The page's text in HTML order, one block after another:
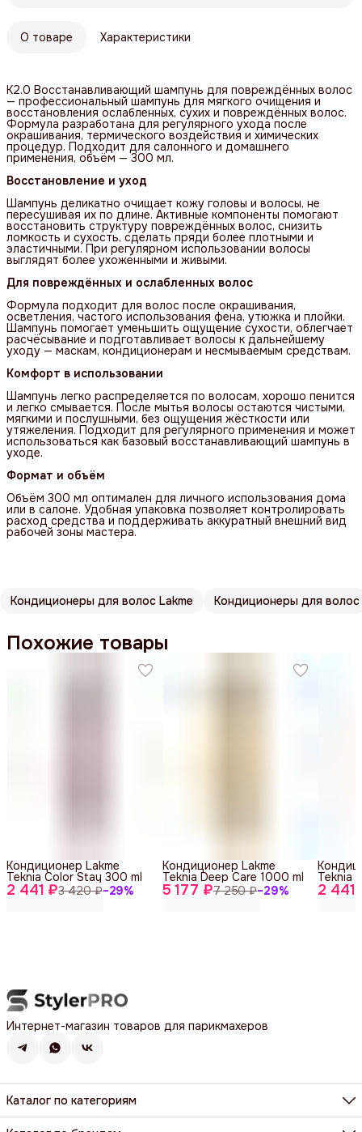
О товаре Характеристики
K2.0 Восстанавливающий шампунь для повреждённых волос
— профессиональный шампунь для мягкого очищения и
восстановления ослабленных, сухих и повреждённых волос.
Формула разработана для регулярного ухода после
окрашивания, термического воздействия и химических
процедур. Подходит для салонного и домашнего
применения, объём — 300 мл.
Восстановление и уход
Шампунь деликатно очищает кожу головы и волосы, не
пересушивая их по длине. Активные компоненты помогают
восстановить структуру повреждённых волос, снизить
ломкость и сухость, сделать пряди более плотными и
эластичными. При регулярном использовании волосы
выглядят более ухоженными и живыми.
Для повреждённых и ослабленных волос
Формула подходит для волос после окрашивания,
осветления, частого использования фена, утюжка и плойки.
Шампунь помогает уменьшить ощущение сухости, облегчает
расчёсывание и подготавливает волосы к дальнейшему
уходу — маскам, кондиционерам и несмываемым средствам.
Комфорт в использовании
Шампунь легко распределяется по волосам, хорошо пенится
и легко смывается. После мытья волосы остаются чистыми,
мягкими и послушными, без ощущения жёсткости или
утяжеления. Подходит для регулярного применения и может
использоваться как базовый восстанавливающий шампунь в
уходе.
Формат и объём
Объём 300 мл оптимален для личного использования дома
или в салоне. Удобная упаковка позволяет контролировать
расход средства и поддерживать аккуратный внешний вид
рабочей зоны мастера.
Кондиционеры для волос Lakme Кондиционеры для волос
Похожие товары
2 441 ₽3 420 ₽−29%
Кондиционер Lakme
Teknia Color Stay 300 ml
5 177 ₽7 250 ₽−29%
Кондиционер Lakme
Teknia Deep Care 1000 ml
2 441
Teknia
Интернет-магазин товаров для парикмахеров
Каталог по категориям